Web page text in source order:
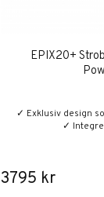
EPIX20+
✓ Exklusiv design
✓
3795 kr